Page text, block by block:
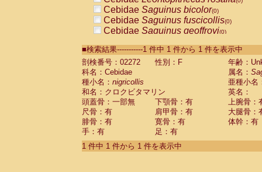
Cebidae Saguinus bicolor(0)
Cebidae Saguinus fuscicollis(0)
Cebidae Saguinus geoffroyi(0)
CebidaeSaguinus labiatus(0)
Cebidae Saguinus leucopus (0)
Cebidae
CebidaeSaguinus mystax
CebidaeSaguinus nigricollis (1)
Cebidae Saguinus oedipus
Cebidae Saguinus weddelli
Cebidae Saguinusspp.
Cebidae Aotus trivirgatus
Cebidae Cebus albifrons
■検索結果-----------1 件中 1 件から 1 件を表示中
剖検番号：02272
性別：F
年齢：
科名：Cebidae
属名：
種小名： nigricollis
亜種小名
和名：クロクビタマリン
英名：
頭蓋骨：一部無
下顎骨：有
上腕骨：
尺骨：有
肩甲骨：有
大腿骨：
腓骨：有
寛骨：有
体幹：有
手：有
足：有
1 件中 1 件から 1 件を表示中